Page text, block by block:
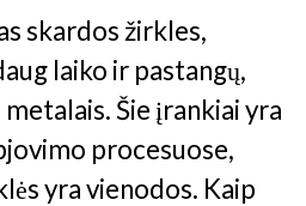
skardos žirkles,
laiko ir pastangų,
Šie įrankiai yra
procesuose,
yra vienodos. Kaip